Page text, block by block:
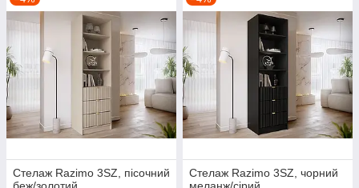
Стелаж Razimo 3SZ, пісочний
Стелаж Razimo 3SZ, чорний